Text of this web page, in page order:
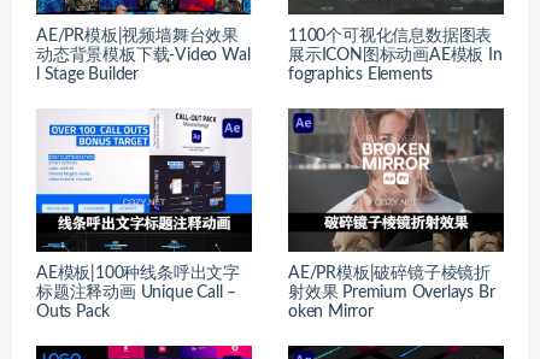
AE/PR模板|视频墙舞台效果
动态背景模板下载-Video Wal
l Stage Builder
1100个可视化信息数据图表
展示ICON图标动画AE模板 In
fographics Elements
AE模板|100种线条呼出文字
标题注释动画 Unique Call –
Outs Pack
AE/PR模板|破碎镜子棱镜折
射效果 Premium Overlays Br
oken Mirror